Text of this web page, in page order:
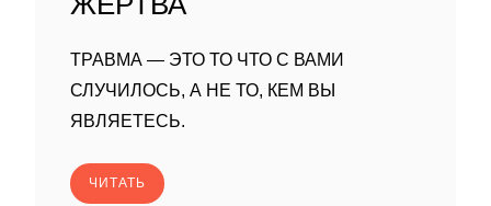
ТРАВМА — ЭТО ТО ЧТО С ВАМИ
СЛУЧИЛОСЬ, А НЕ ТО, КЕМ ВЫ
ЯВЛЯЕТЕСЬ.
ЧИТАТЬ